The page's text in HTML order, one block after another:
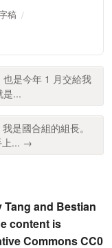
稿
是今年 1 月交給我
是...
是國合組的組長。
上... →
and Bestian
content is
Commons CC0